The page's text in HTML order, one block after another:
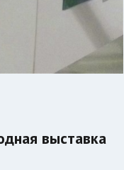
выставка